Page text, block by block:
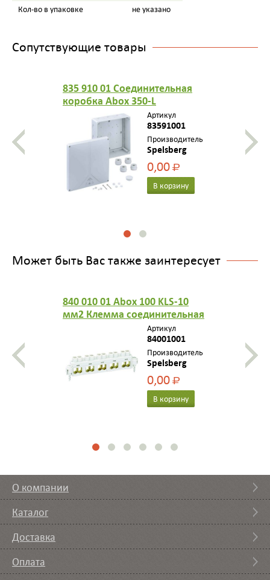
Кол-во в упаковке
не указано
Сопутствующие товары
835 910 01 Соединительная
коробка Abox 350-L
250х250х115 пустая 12 вводов
Артикул
83591001
Производитель
Spelsberg
0,00Р
В корзину
Может быть Вас также заинтересует
840 010 01 Abox 100 KLS-10
мм2 Клемма соединительная
винтовая 5 х 10 мм2Артикул
84001001
Производитель
Spelsberg
0,00Р
В корзину
О компании
Каталог
Доставка
Оплата